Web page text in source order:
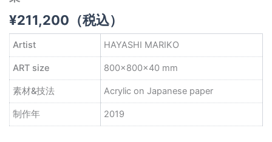
¥211,200 （税込）
Artist HAYASHI MARIKO
ART size 800×800×40 mm
素材&技法 Acrylic on Japanese paper
制作年 2019